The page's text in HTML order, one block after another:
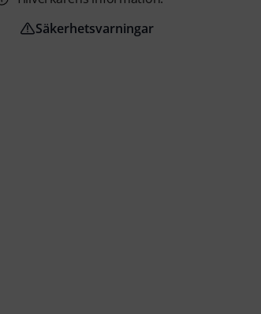
Säkerhetsvarningar